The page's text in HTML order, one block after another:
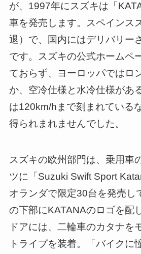
が、1997年にスズキは「
車を発売します。スペインス
退）で、国内にはデリバリー
です。スズキの公式ホームペ
ておらず、ヨーロッパではロ
か、空冷仕様と水冷仕様があ
は120km/hまで刻まれている
得られまれませんでした。
スズキの欧州部門は、乗用車
ツに「Suzuki Swift Sport
オランダで限定30台を発売し
の下部にKATANAのロゴを配
ドアには、二輪車のカタナを
トライプを装着。「バイクに